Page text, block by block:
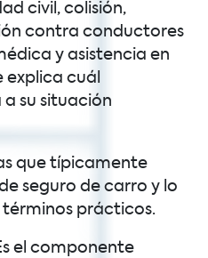
civil, colisión,
contra conductores
y asistencia en
explica cuál
su situación
que típicamente
seguro de carro y lo
prácticos.
el componente